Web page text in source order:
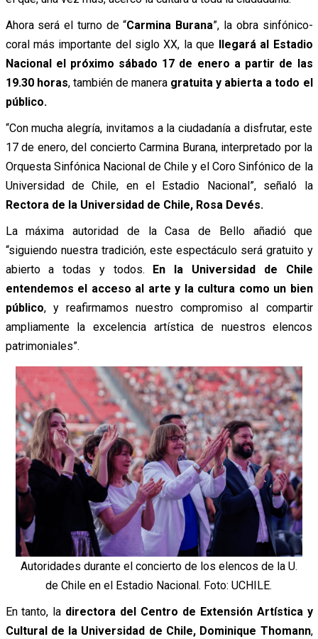
Ahora será el turno de “Carmina Burana”, la obra sinfónico-
coral más importante del siglo XX, la que llegará al Estadio
Nacional el próximo sábado 17 de enero a partir de las
19.30 horas, también de manera gratuita y abierta a todo el
público.
“Con mucha alegría, invitamos a la ciudadanía a disfrutar, este
17 de enero, del concierto Carmina Burana, interpretado por la
Orquesta Sinfónica Nacional de Chile y el Coro Sinfónico de la
Universidad de Chile, en el Estadio Nacional”, señaló la
Rectora de la Universidad de Chile, Rosa Devés.
La máxima autoridad de la Casa de Bello añadió que
“siguiendo nuestra tradición, este espectáculo será gratuito y
abierto a todas y todos. En la Universidad de Chile
entendemos el acceso al arte y la cultura como un bien
público, y reafirmamos nuestro compromiso al compartir
ampliamente la excelencia artística de nuestros elencos
patrimoniales”.
Autoridades durante el concierto de los elencos de la U.
de Chile en el Estadio Nacional. Foto: UCHILE.
En tanto, la directora del Centro de Extensión Artística y
Cultural de la Universidad de Chile, Dominique Thomann,